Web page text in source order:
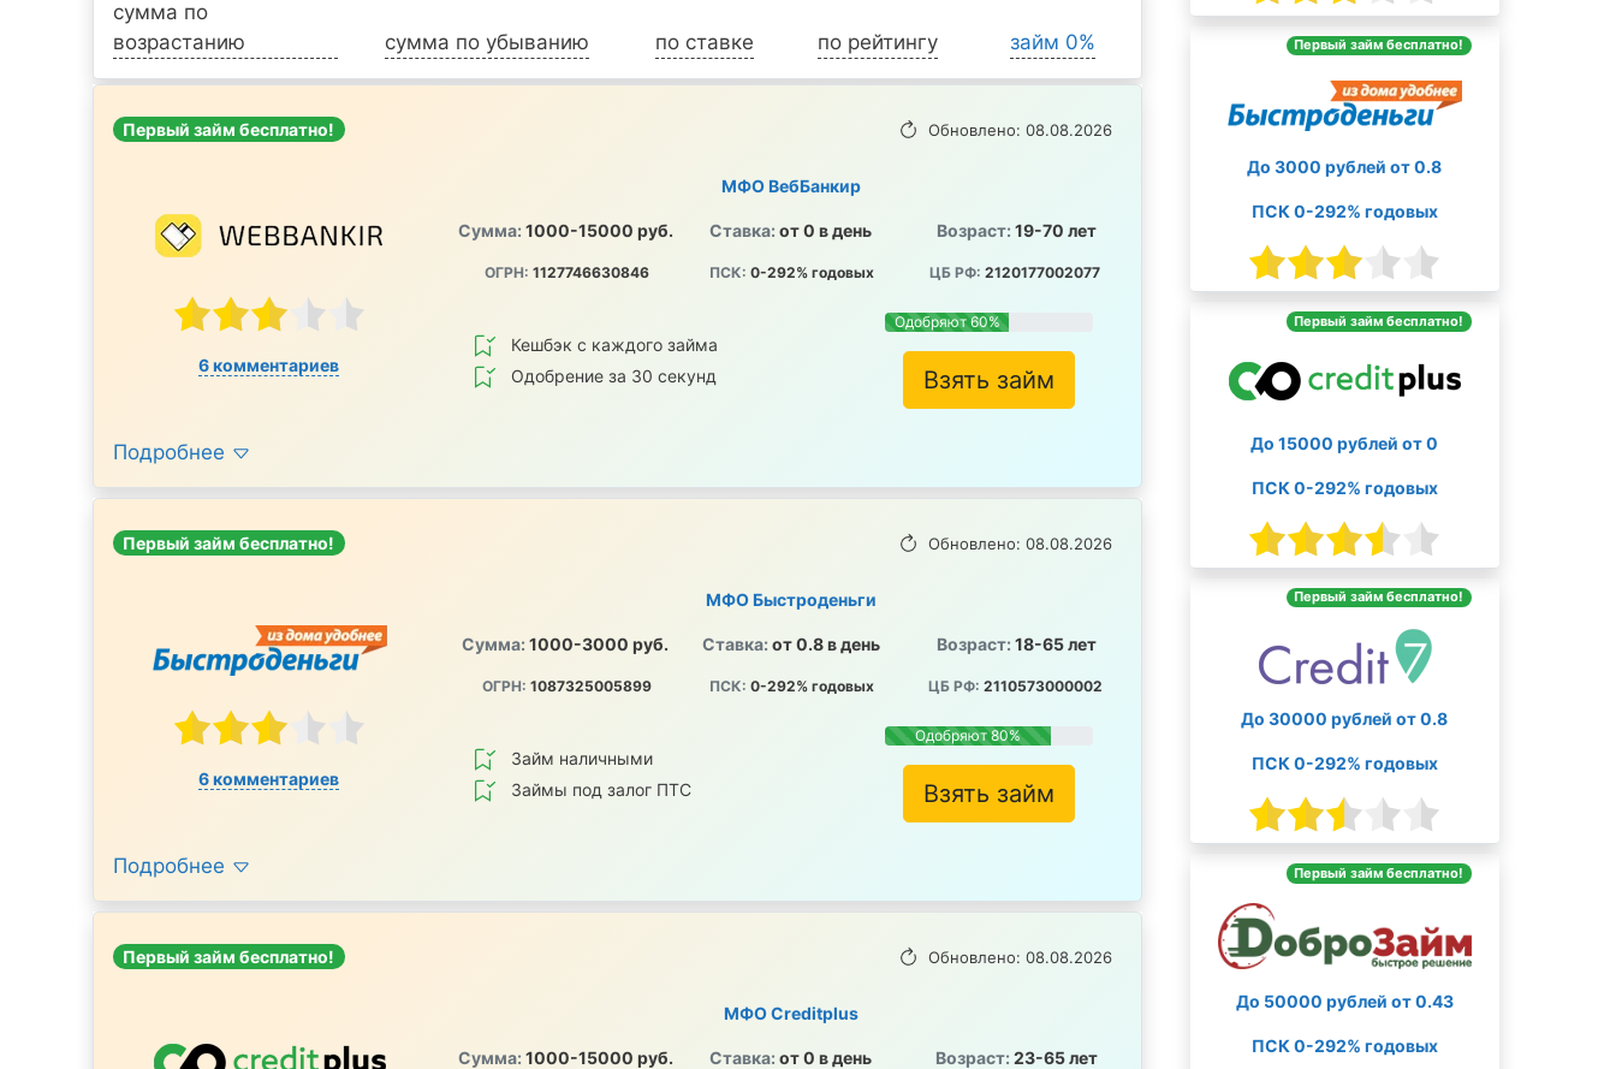
сумма по
возрастанию
сумма по убыванию по ставке по рейтингу займ 0%
Первый займ бесплатно! Обновлено: 08.08.2026
6 комментариев
МФО ВебБанкир
Сумма: 1000-15000 руб. Ставка: от 0 в день Возраст: 19-70 лет
ОГРН: 1127746630846 ПСК: 0-292% годовых ЦБ РФ: 2120177002077
Кешбэк с каждого займа
Одобрение за 30 секунд
Одобряют 60%
Взять займ
Подробнее
Первый займ бесплатно! Обновлено: 08.08.2026
6 комментариев
МФО Быстроденьги
Сумма: 1000-3000 руб. Ставка: от 0.8 в день Возраст: 18-65 лет
ОГРН: 1087325005899 ПСК: 0-292% годовых ЦБ РФ: 2110573000002
Займ наличными
Займы под залог ПТС
Одобряют 80%
Взять займ
Подробнее
Первый займ бесплатно! Обновлено: 08.08.2026
МФО Creditplus
Сумма: 1000-15000 руб. Ставка: от 0 в день Возраст: 23-65 лет
Первый займ бесплатно!
До 3000 рублей от 0.8
ПСК 0-292% годовых
Первый займ бесплатно!
До 15000 рублей от 0
ПСК 0-292% годовых
Первый займ бесплатно!
До 30000 рублей от 0.8
ПСК 0-292% годовых
Первый займ бесплатно!
До 50000 рублей от 0.43
ПСК 0-292% годовых